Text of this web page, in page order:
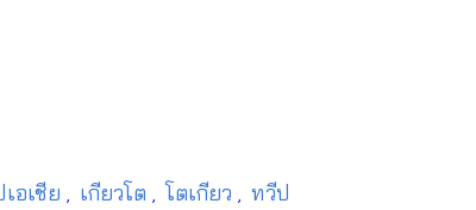
อเชีย เกียวโต โตเกียว
ทวีป